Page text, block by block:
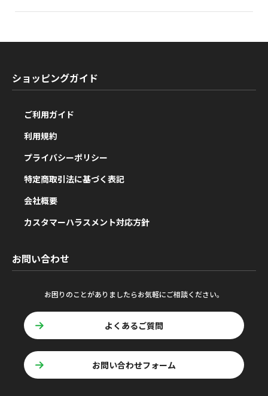
ショッピングガイド
ご利用ガイド
利用規約
プライバシーポリシー
特定商取引法に基づく表記
会社概要
カスタマーハラスメント対応方針
お問い合わせ
お困りのことがありましたらお気軽にご相談ください。
よくあるご質問
お問い合わせフォーム